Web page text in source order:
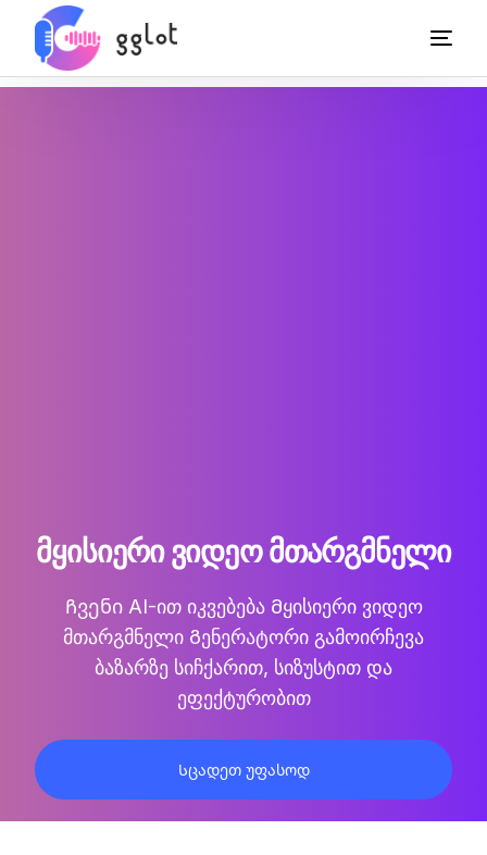
ᲛᲧᲘᲡᲘᲔᲠᲘ ᲕᲘᲓᲔᲝ ᲛᲗᲐᲠᲒᲛᲜᲔᲚᲘ
Ჩვენი AI-ით იკვებება Მყისიერი ვიდეო
მთარგმნელი Გენერატორი გამოირჩევა
ბაზარზე სიჩქარით, სიზუსტით და
ეფექტურობით
Სცადეთ უფასოდ